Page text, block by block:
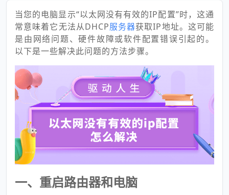
当您的电脑显示“以太网没有有效的IP配置”时，这通
常意味着它无法从DHCP服务器获取IP地址。这可能
是由网络问题、硬件故障或软件配置错误引起的。
以下是一些解决此问题的方法步骤。
一、重启路由器和电脑